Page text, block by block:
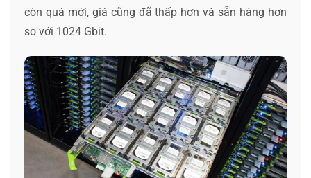
còn quá mới, giá cũng đã thấp hơn và sẵn hàng hơn
so với 1024 Gbit.